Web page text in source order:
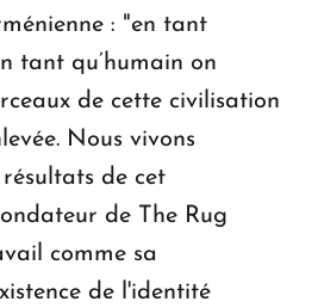
: "en tant
tant qu’humain on
de cette civilisation
Nous vivons
de cet
de The Rug
comme sa
de l'identité